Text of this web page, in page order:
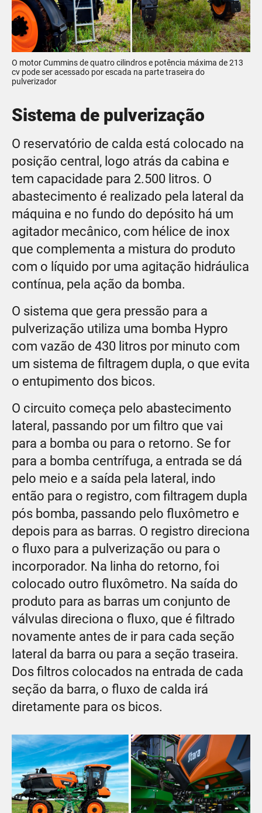
O motor Cummins de quatro cilindros e potência máxima de 213
cv pode ser acessado por escada na parte traseira do
pulverizador
Sistema de pulverização
O reservatório de calda está colocado na
posição central, logo atrás da cabina e
tem capacidade para 2.500 litros. O
abastecimento é realizado pela lateral da
máquina e no fundo do depósito há um
agitador mecânico, com hélice de inox
que complementa a mistura do produto
com o líquido por uma agitação hidráulica
contínua, pela ação da bomba.
O sistema que gera pressão para a
pulverização utiliza uma bomba Hypro
com vazão de 430 litros por minuto com
um sistema de filtragem dupla, o que evita
o entupimento dos bicos.
O circuito começa pelo abastecimento
lateral, passando por um filtro que vai
para a bomba ou para o retorno. Se for
para a bomba centrífuga, a entrada se dá
pelo meio e a saída pela lateral, indo
então para o registro, com filtragem dupla
pós bomba, passando pelo fluxômetro e
depois para as barras. O registro direciona
o fluxo para a pulverização ou para o
incorporador. Na linha do retorno, foi
colocado outro fluxômetro. Na saída do
produto para as barras um conjunto de
válvulas direciona o fluxo, que é filtrado
novamente antes de ir para cada seção
lateral da barra ou para a seção traseira.
Dos filtros colocados na entrada de cada
seção da barra, o fluxo de calda irá
diretamente para os bicos.